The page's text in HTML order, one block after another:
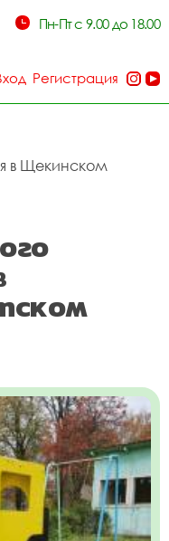
Пн-Пт с 9.00 до 18.00
Регистрация
в Щекинском